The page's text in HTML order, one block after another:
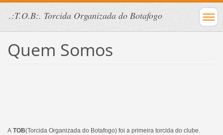
.:T.O.B:. Torcida Organizada do Botafogo
Quem Somos
ATOB(Torcida Organizada do Botafogo) foi a primeira torcida do clube.